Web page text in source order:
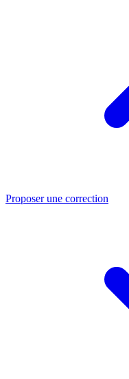
Proposer une correction